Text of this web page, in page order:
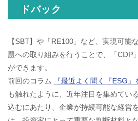
ドバック
【SBT】や「RE100」など、実現可能
題への取り組みを行うことで、「CDP
ができます。
前回のコラム
『最近よく聞く『ESG』
も触れたように、近年注目を集めてい
込むにあたり、企業が持続可能な経営